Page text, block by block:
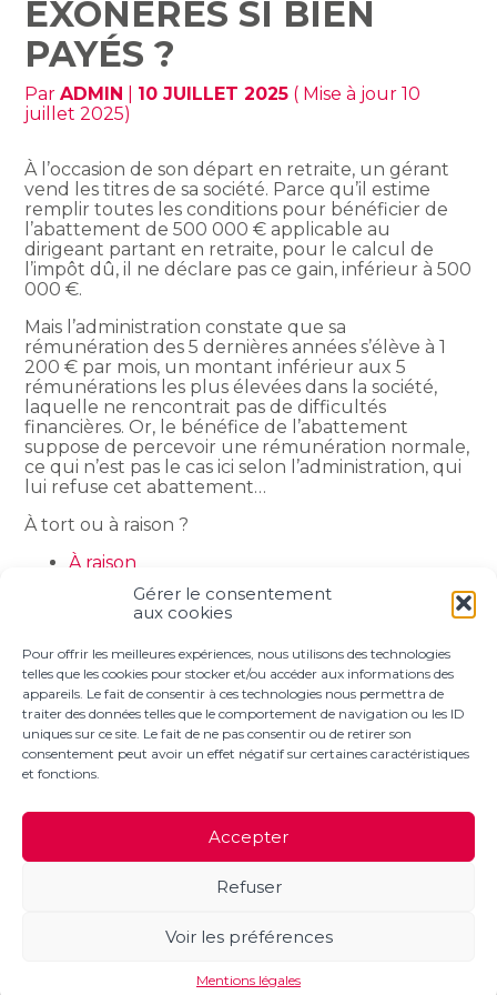
Gérer le consentement
aux cookies
Pour offrir les meilleures expériences, nous utilisons des technologies
telles que les cookies pour stocker et/ou accéder aux informations des
appareils. Le fait de consentir à ces technologies nous permettra de
traiter des données telles que le comportement de navigation ou les ID
uniques sur ce site. Le fait de ne pas consentir ou de retirer son
consentement peut avoir un effet négatif sur certaines caractéristiques
et fonctions.
Accepter
Refuser
Voir les préférences
Mentions légales
EXONÉRÉS SI BIEN
PAYÉS ?
ParADMIN 10 JUILLET 2025 ( Mise à jour 10
juillet 2025)
À l’occasion de son départ en retraite, un gérant
vend les titres de sa société. Parce qu’il estime
remplir toutes les conditions pour bénéficier de
l’abattement de 500 000 € applicable au
dirigeant partant en retraite, pour le calcul de
l’impôt dû, il ne déclare pas ce gain, inférieur à 500
000 €.
Mais l’administration constate que sa
rémunération des 5 dernières années s’élève à 1
200 € par mois, un montant inférieur aux 5
rémunérations les plus élevées dans la société,
laquelle ne rencontrait pas de difficultés
financières. Or, le bénéfice de l’abattement
suppose de percevoir une rémunération normale,
ce qui n’est pas le cas ici selon l’administration, qui
lui refuse cet abattement…
À tort ou à raison ?
À raison
FaceBook
TwitterLinkedIn
NOTRE ÉQUIPE
VOS BESOINS
NOUS REJOINDRE
NOUS CONTACTER
MENTIONS LÉGALES
CONCEPTION ET RÉALISATION CLASSE 7